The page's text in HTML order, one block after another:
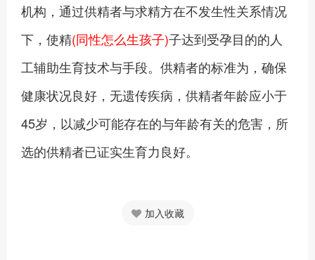
机构，通过供精者与求精方在不发生性关系情况
下，使精(同性怎么生孩子)子达到受孕目的的人
工辅助生育技术与手段。供精者的标准为，确保
健康状况良好，无遗传疾病，供精者年龄应小于
45岁，以减少可能存在的与年龄有关的危害，所
选的供精者已证实生育力良好。
加入收藏